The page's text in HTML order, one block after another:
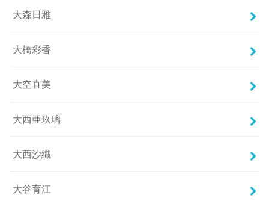
大森日雅
大橋彩香
大空直美
大西亜玖璃
大西沙織
大谷育江